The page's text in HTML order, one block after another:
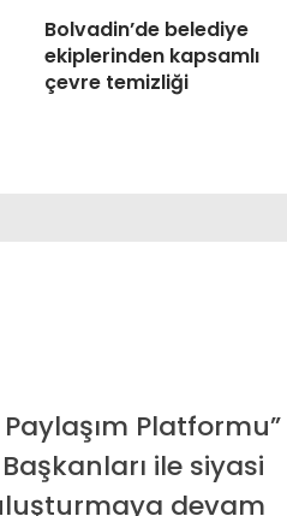
Bolvadin’de belediye
ekiplerinden kapsamlı
çevre temizliği
Platformu”
ile siyasi
devam